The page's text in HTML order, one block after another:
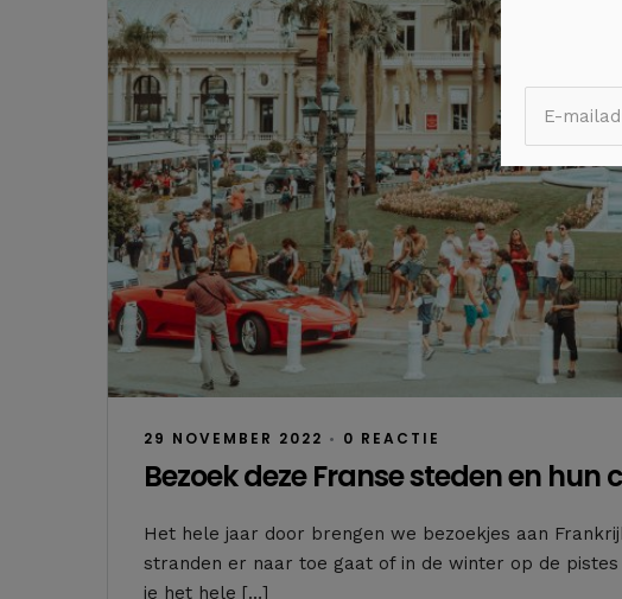
29 NOVEMBER 2022 • 0 REACTIE
Bezoek deze Franse steden en hun
Het hele jaar door brengen we bezoekjes aan
stranden er naar toe gaat of in de winter op de
je het hele […]